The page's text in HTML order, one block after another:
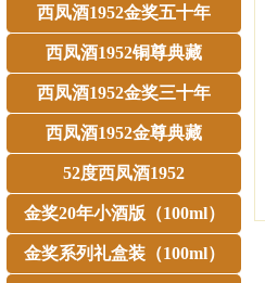
西凤酒1952金奖五十年
西凤酒1952铜尊典藏
西凤酒1952金奖三十年
西凤酒1952金尊典藏
52度西凤酒1952
金奖20年小酒版（100ml）
金奖系列礼盒装（100ml）